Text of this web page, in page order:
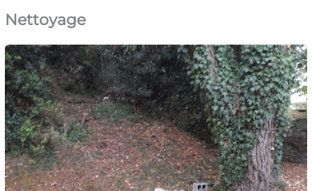
Nettoyage